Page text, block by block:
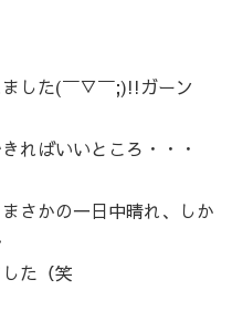
ました(￣▽￣;)!!ガーン
ればいいところ・・・
さかの一日中晴れ、しか
た（笑